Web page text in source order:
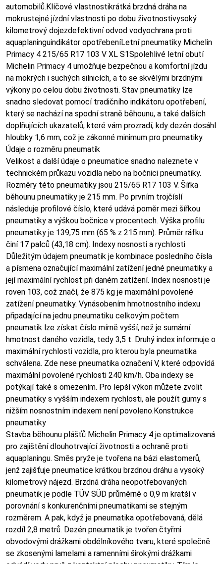
automobilů.Klíčové vlastnostikrátká brzdná dráha na
mokrustejné jízdní vlastnosti po dobu životnostivysoký
kilometrový dojezdefektivní odvod vodyochrana proti
aquaplaninguindikátor opotřebeníLetní pneumatiky Michelin
Primacy 4 215/65 R17 103 V XL S1Spolehlivé letní obutí
Michelin Primacy 4 umožňuje bezpečnou a komfortní jízdu
na mokrých i suchých silnicích, a to se skvělými brzdnými
výkony po celou dobu životnosti. Stav pneumatiky lze
snadno sledovat pomocí tradičního indikátoru opotřebení,
který se nachází na spodní straně běhounu, a také dalších
doplňujících ukazatelů, které vám prozradí, kdy dezén dosáhl
hloubky 1,6 mm, což je zákonné minimum pro pneumatiky.
Údaje o rozměru pneumatik
Velikost a další údaje o pneumatice snadno naleznete v
technickém průkazu vozidla nebo na bočnici pneumatiky.
Rozměry této pneumatiky jsou 215/65 R17 103 V. Šířka
běhounu pneumatiky je 215 mm. Po prvním trojčíslí
následuje profilové číslo, které udává poměr mezi šířkou
pneumatiky a výškou bočnice v procentech. Výška profilu
pneumatiky je 139,75 mm (65 % z 215 mm). Průměr ráfku
činí 17 palců (43,18 cm). Indexy nosnosti a rychlosti
Důležitým údajem pneumatik je kombinace posledního čísla
a písmena označující maximální zatížení jedné pneumatiky a
její maximální rychlost při daném zatížení. Index nosnosti je
roven 103, což značí, že 875 kg je maximální povolené
zatížení pneumatiky. Vynásobením hmotnostního indexu
připadající na jednu pneumatiku celkovým počtem
pneumatik lze získat číslo mírně vyšší, než je sumární
hmotnost daného vozidla, tedy 3,5 t. Druhý index informuje o
maximální rychlosti vozidla, pro kterou byla pneumatika
schválena. Zde nese pneumatika označení V, které odpovídá
maximální povolené rychlosti 240 km/h. Oba indexy se
potýkají také s omezením. Pro lepší výkon můžete zvolit
pneumatiky s vyšším indexem rychlosti, ale použít gumy s
nižším nosnostním indexem není povoleno.Konstrukce
pneumatiky
Stavba běhounu plášťů Michelin Primacy 4 je optimalizovaná
pro zajištění dlouhotrvající životnosti a ochraně proti
aquaplaningu. Směs pryže je tvořena na bázi elastomerů,
jenž zajišťuje pneumatice krátkou brzdnou dráhu a vysoký
kilometrový nájezd. Brzdná dráha neopotřebovaných
pneumatik je podle TÜV SÜD průměrně o 0,9 m kratší v
porovnání s konkurenčními pneumatikami se stejným
rozměrem. A pak, když je pneumatika opotřebovaná, dělá
rozdíl 2,8 metrů. Dezén pneumatik je tvořen čtyřmi
obvodovými drážkami obdélníkového tvaru, které společně
se zkosenými lamelami a ramenními širokými drážkami